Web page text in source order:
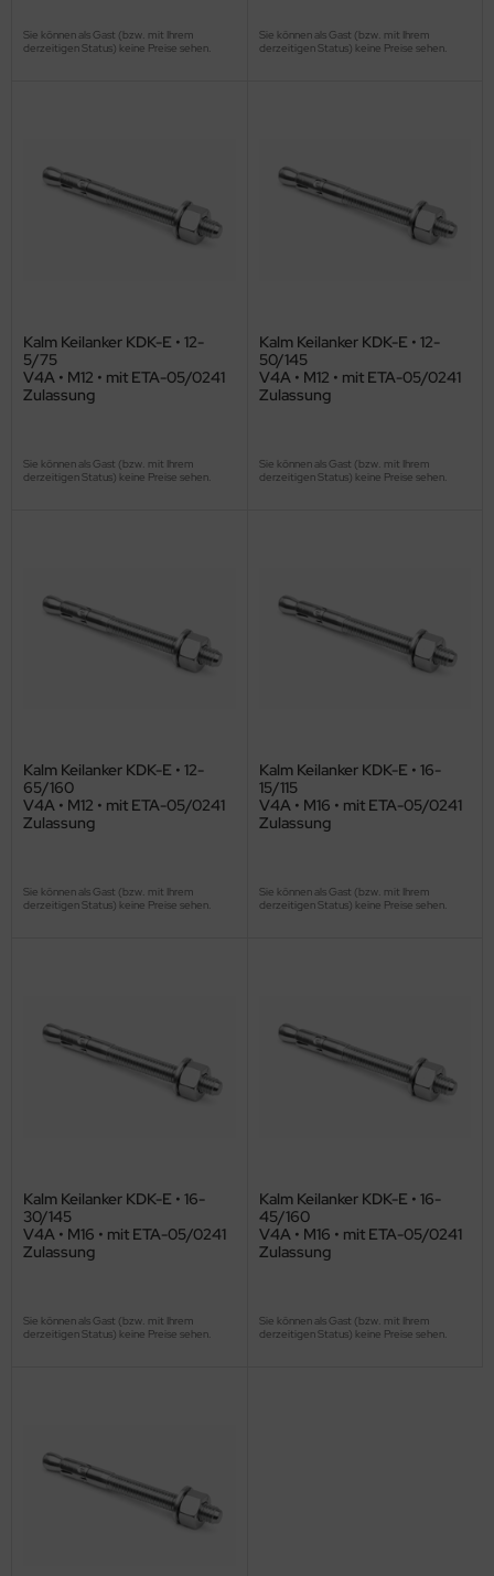
Sie können als Gast (bzw. mit Ihrem
derzeitigen Status) keine Preise sehen.
Sie können als Gast (bzw. mit Ihrem
derzeitigen Status) keine Preise sehen.
Kalm Keilanker KDK-E • 12-
5/75
V4A • M12 • mit ETA-05/0241
Zulassung
Sie können als Gast (bzw. mit Ihrem
derzeitigen Status) keine Preise sehen.
Kalm Keilanker KDK-E • 12-
50/145
V4A • M12 • mit ETA-05/0241
Zulassung
Sie können als Gast (bzw. mit Ihrem
derzeitigen Status) keine Preise sehen.
Kalm Keilanker KDK-E • 12-
65/160
V4A • M12 • mit ETA-05/0241
Zulassung
Sie können als Gast (bzw. mit Ihrem
derzeitigen Status) keine Preise sehen.
Kalm Keilanker KDK-E • 16-
15/115
V4A • M16 • mit ETA-05/0241
Zulassung
Sie können als Gast (bzw. mit Ihrem
derzeitigen Status) keine Preise sehen.
Kalm Keilanker KDK-E • 16-
30/145
V4A • M16 • mit ETA-05/0241
Zulassung
Sie können als Gast (bzw. mit Ihrem
derzeitigen Status) keine Preise sehen.
Kalm Keilanker KDK-E • 16-
45/160
V4A • M16 • mit ETA-05/0241
Zulassung
Sie können als Gast (bzw. mit Ihrem
derzeitigen Status) keine Preise sehen.